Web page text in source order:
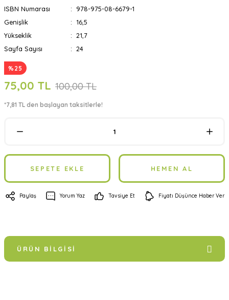
ISBN Numarası
978-975-08-6679-1
Genişlik
16,5
Yükseklik
21,7
Sayfa Sayısı
24
%25
75,00 TL 100,00 TL
*7,81 TL den başlayan taksitlerle!
SEPETE EKLE HEMEN AL
Paylaş Yorum Yaz Tavsiye Et Fiyatı Düşünce Haber Ver
ÜRÜN BILGISI